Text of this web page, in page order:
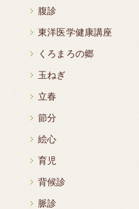
腹診
東洋医学健康講座
くろまろの郷
玉ねぎ
立春
節分
絵心
育児
背候診
脈診